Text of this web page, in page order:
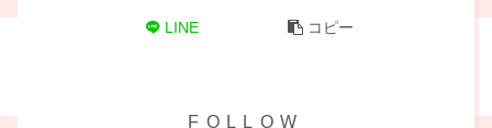
LINE コピー